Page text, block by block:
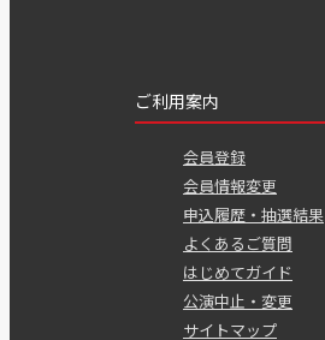
ご利用案内
会員登録
会員情報変更
申込履歴・抽選結果
よくあるご質問
はじめてガイド
公演中止・変更
サイトマップ